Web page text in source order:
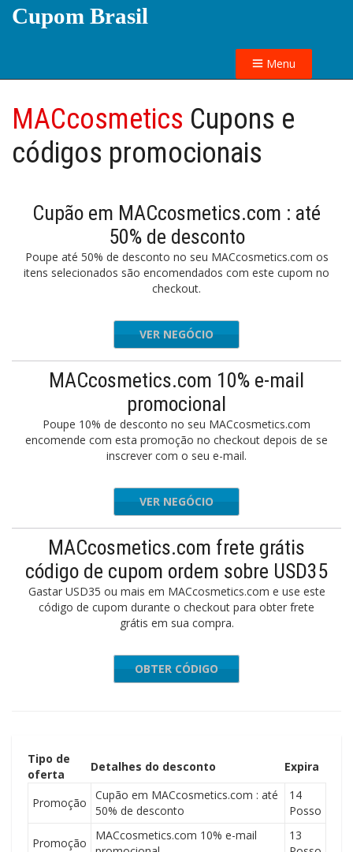
Cupom Brasil
Menu
MACcosmetics Cupons e
códigos promocionais
Cupão em MACcosmetics.com : até
50% de desconto
Poupe até 50% de desconto no seu MACcosmetics.com os
itens selecionados são encomendados com este cupom no
checkout.
VER NEGÓCIO
MACcosmetics.com 10% e-mail
promocional
Poupe 10% de desconto no seu MACcosmetics.com
encomende com esta promoção no checkout depois de se
inscrever com o seu e-mail.
VER NEGÓCIO
MACcosmetics.com frete grátis
código de cupom ordem sobre USD35
Gastar USD35 ou mais em MACcosmetics.com e use este
código de cupom durante o checkout para obter frete
grátis em sua compra.
EE_SHIP
OBTER CÓDIGO
Tipo de
oferta
Detalhes do desconto Expira
Promoção
Cupão em MACcosmetics.com : até
50% de desconto
14
Posso
Promoção
MACcosmetics.com 10% e-mail
13